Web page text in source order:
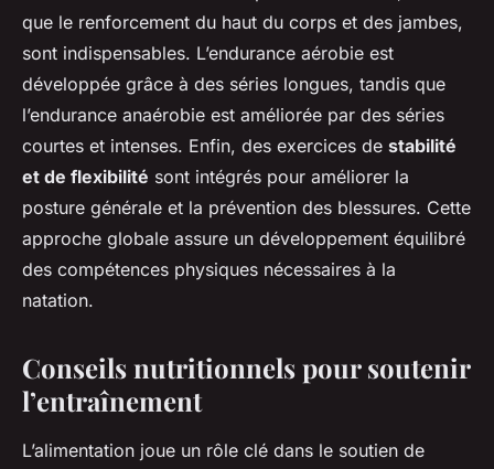
que le renforcement du haut du corps et des jambes,
sont indispensables. L’endurance aérobie est
développée grâce à des séries longues, tandis que
l’endurance anaérobie est améliorée par des séries
courtes et intenses. Enfin, des exercices de stabilité
et de flexibilité sont intégrés pour améliorer la
posture générale et la prévention des blessures. Cette
approche globale assure un développement équilibré
des compétences physiques nécessaires à la
natation.
Conseils nutritionnels pour soutenir
l’entraînement
L’alimentation joue un rôle clé dans le soutien de